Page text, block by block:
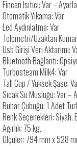
Fincan Isıtıcı: Var –
Otomatik Yıkama: Var
Led Aydınlatma: Var
Telemetri/Uzaktan
Usb Girişi Veri Aktarımı:
Bluetooth Bağlantı:
Turbosteam Milk4: Var
Tall Cup / Yüksek Şase:
Sıcak Su Musluğu: Var –
Buhar Çubuğu: 1 Adet
Renk Seçenekleri: Siyah,
Ağırlık: 75 kg.
Ölçüler: 794 mm x 528